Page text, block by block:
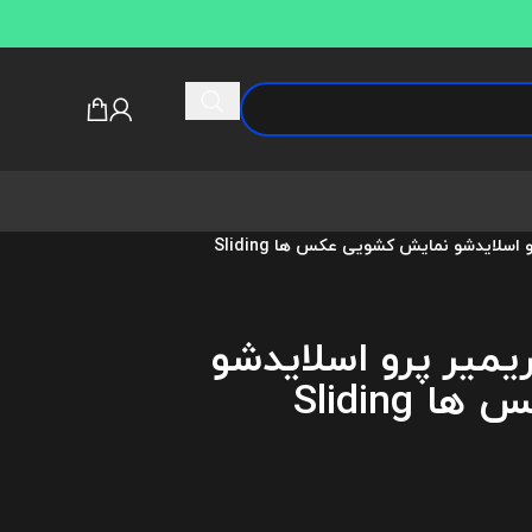
دانلود پروژه آماده پریمیر پرو اسلایدشو نمایش کشویی عکس ها Sliding
پرو اسلایدشو
نمایش کشویی عکس ها Sliding